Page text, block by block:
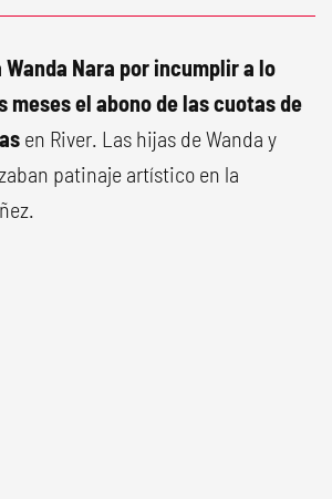
Nara por incumplir a lo
meses el abono de las cuotas de
en River. Las hijas de Wanda y
patinaje artístico en la